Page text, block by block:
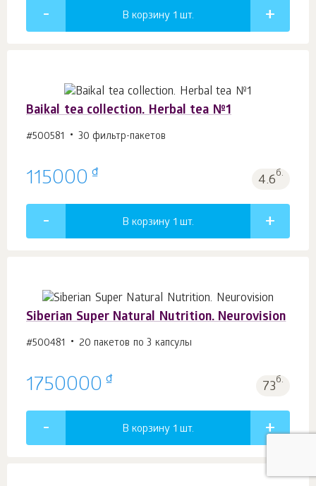
В корзину 1 шт.
Baikal tea collection. Herbal tea №1
#500581 30 фильтр-пакетов
115000 ₫ 4.6б.
В корзину 1 шт.
Siberian Super Natural Nutrition. Neurovision
#500481 20 пакетов по 3 капсулы
1750000 ₫ 73б.
В корзину 1 шт.